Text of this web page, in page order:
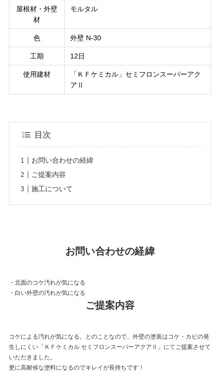
屋根材・外壁
材
モルタル
色 外壁 N-30
工期 12日
使用建材
「ＫＦケミカル」セミフロンスーパーアク
アⅡ
目次
お問い合わせの経緯
ご提案内容
施工について
お問い合わせの経緯
・北面のコケ汚れが気になる
・白い外壁の汚れが気になる
ご提案内容
コケによる汚れが気になる。とのことなので、外壁の塗装はコケ・カビの発
生しにくい「ＫＦケミカル セミフロンスーパーアクアⅡ」にてご提案させて
いただきました。
更に高耐候な塗料になるのでキレイが長持ちです！